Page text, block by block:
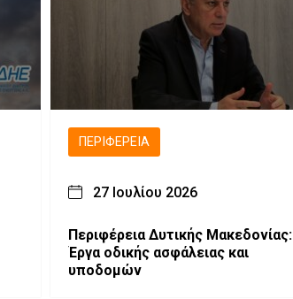
ΠΕΡΙΦΈΡΕΙΑ
27 Ιουλίου 2026
Περιφέρεια Δυτικής Μακεδονίας:
Έργα οδικής ασφάλειας και
υποδομών